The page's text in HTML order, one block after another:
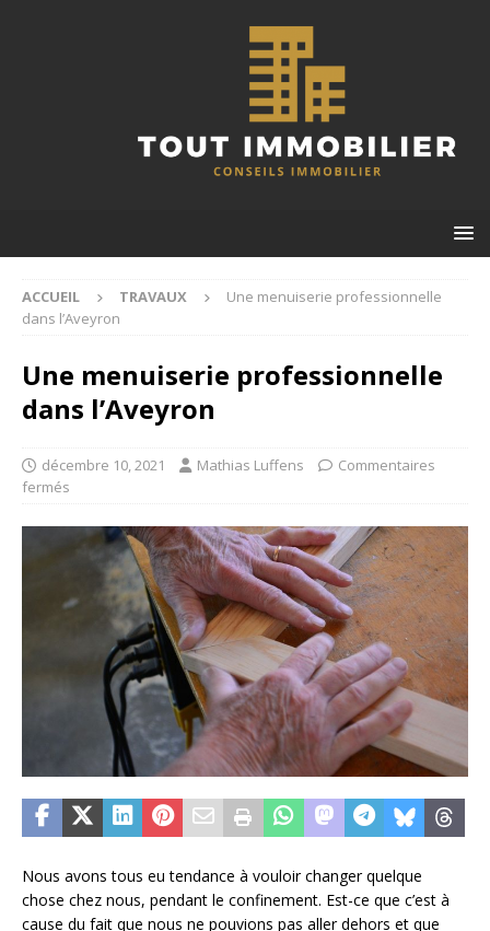
ACCUEIL TRAVAUX
Une menuiserie professionnelle
dans l’Aveyron
Une menuiserie professionnelle
dans l’Aveyron
décembre 10, 2021 Mathias Luffens
Commentaires
fermés
Nous avons tous eu tendance à vouloir changer quelque
chose chez nous, pendant le confinement. Est-ce que c’est à
cause du fait que nous ne pouvions pas aller dehors et que